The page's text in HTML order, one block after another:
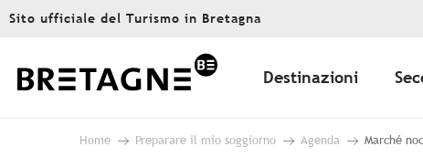
Aller
principal
Sito ufficiale del Turismo in Bretagna
Destinazioni
Home Preparare il mio soggiorno Agenda Marché